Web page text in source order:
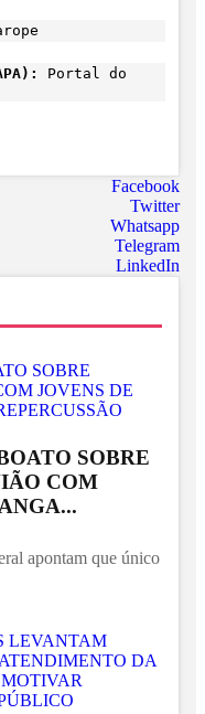
Portal do
Facebook
Twitter
Whatsapp
Telegram
LinkedIn
SOBRE
COM
apontam que único